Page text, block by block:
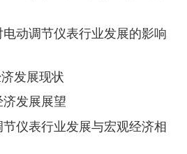
动调节仪表行业发展的影响
发展现状
发展展望
仪表行业发展与宏观经济相